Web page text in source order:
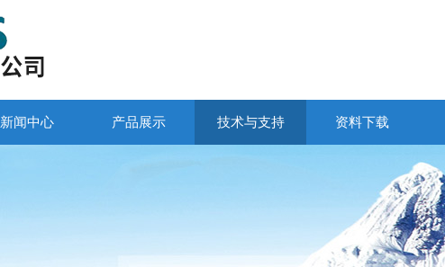
新闻中心 产品展示 技术与支持 资料下载